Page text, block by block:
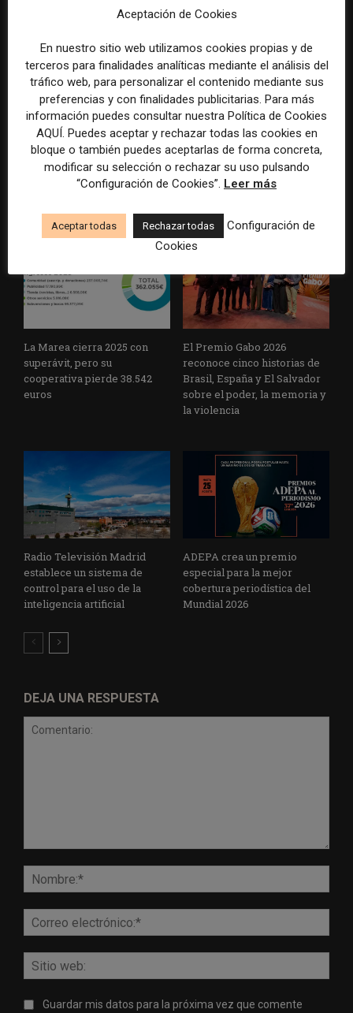
La Universidad CEU
Cardenal Herrera presenta
un informe con pautas para
Paul Krugman alerta del
avance de los
multimillonarios sobre los
La Marea cierra 2025 con
superávit, pero su
cooperativa pierde 38.542
euros
El Premio Gabo 2026
reconoce cinco historias de
Brasil, España y El Salvador
sobre el poder, la memoria y
la violencia
Radio Televisión Madrid
establece un sistema de
control para el uso de la
inteligencia artificial
ADEPA crea un premio
especial para la mejor
cobertura periodística del
Mundial 2026
DEJA UNA RESPUESTA
Guardar mis datos para la próxima vez que comente
Aceptación de Cookies
En nuestro sitio web utilizamos cookies propias y de
terceros para finalidades analíticas mediante el análisis del
tráfico web, para personalizar el contenido mediante sus
preferencias y con finalidades publicitarias. Para más
información puedes consultar nuestra Política de Cookies
AQUÍ. Puedes aceptar y rechazar todas las cookies en
bloque o también puedes aceptarlas de forma concreta,
modificar su selección o rechazar su uso pulsando
“Configuración de Cookies”. Leer más
Aceptar todas Rechazar todas
Configuración de
Cookies